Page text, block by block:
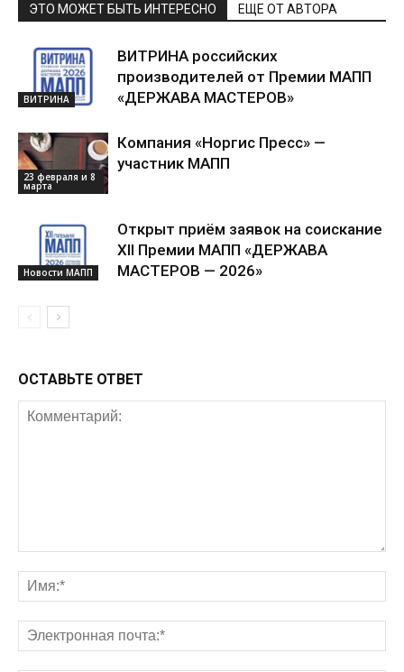
ЭТО МОЖЕТ БЫТЬ ИНТЕРЕСНО ЕЩЕ ОТ АВТОРА
ВИТРИНА
ВИТРИНА российских
производителей от Премии МАПП
«ДЕРЖАВА МАСТЕРОВ»
23 февраля и 8
марта
Компания «Норгис Пресс» —
участник МАПП
Новости МАПП
Открыт приём заявок на соискание
XII Премии МАПП «ДЕРЖАВА
МАСТЕРОВ — 2026»
ОСТАВЬТЕ ОТВЕТ